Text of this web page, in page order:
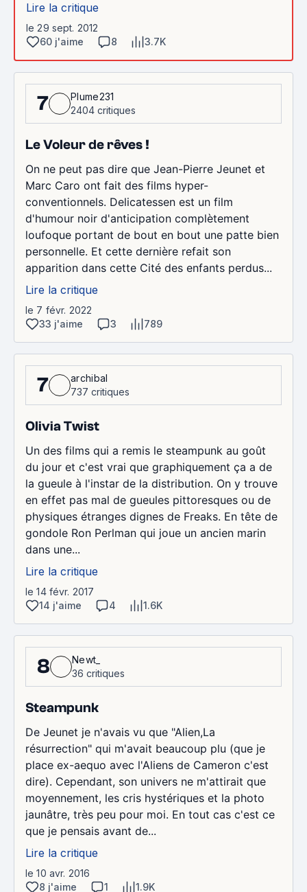
Lire la critique
le 29 sept. 2012
60 j'aime
8 3.7K
7
Plume231
2404 critiques
Le Voleur de rêves !
On ne peut pas dire que Jean-Pierre Jeunet et
Marc Caro ont fait des films hyper-
conventionnels. Delicatessen est un film
d'humour noir d'anticipation complètement
loufoque portant de bout en bout une patte bien
personnelle. Et cette dernière refait son
apparition dans cette Cité des enfants perdus...
Lire la critique
le 7 févr. 2022
33 j'aime
3 789
7
archibal
737 critiques
Olivia Twist
Un des films qui a remis le steampunk au goût
du jour et c'est vrai que graphiquement ça a de
la gueule à l'instar de la distribution. On y trouve
en effet pas mal de gueules pittoresques ou de
physiques étranges dignes de Freaks. En tête de
gondole Ron Perlman qui joue un ancien marin
dans une...
Lire la critique
le 14 févr. 2017
14 j'aime
4 1.6K
8
Newt_
36 critiques
Steampunk
De Jeunet je n'avais vu que "Alien,La
résurrection" qui m'avait beaucoup plu (que je
place ex-aequo avec l'Aliens de Cameron c'est
dire). Cependant, son univers ne m'attirait que
moyennement, les cris hystériques et la photo
jaunâtre, très peu pour moi. En tout cas c'est ce
que je pensais avant de...
Lire la critique
le 10 avr. 2016
8 j'aime
1 1.9K